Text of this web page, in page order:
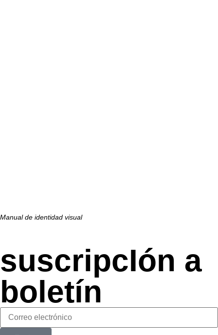
Manual de identidad visual
suscripcIón a
boletín